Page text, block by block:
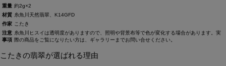
重量 約2g×2
材質 糸魚川天然翡翠、K14GFD
作家 こたき
注意
事項
糸魚川ヒスイは透明度がありますので、照明や背景布等で色が変化する場合があります。実
際の商品をご覧になりたい方は、ギャラリーまでお問い合せください。
こたきの翡翠が選ばれる理由